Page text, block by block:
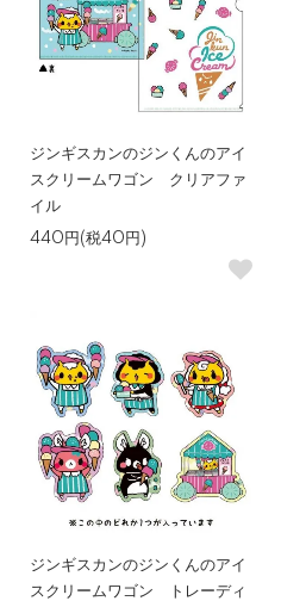
ジンギスカンのジンくんのアイ
スクリームワゴン クリアファ
イル
440円(税40円)
ジンギスカンのジンくんのアイ
スクリームワゴン トレーディ